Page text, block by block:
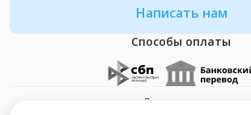
Написать нам
Способы оплаты
Документация